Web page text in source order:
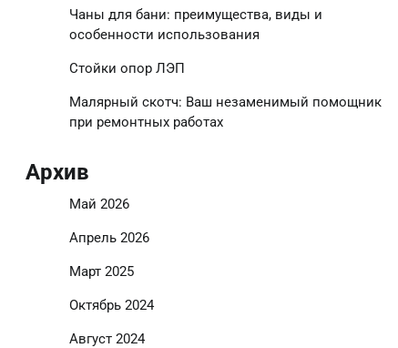
Чаны для бани: преимущества, виды и
особенности использования
Стойки опор ЛЭП
Малярный скотч: Ваш незаменимый помощник
при ремонтных работах
Архив
Май 2026
Апрель 2026
Март 2025
Октябрь 2024
Август 2024